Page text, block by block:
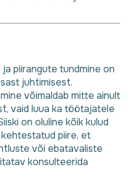
piirangute tundmine on
juhtimisest.
võimaldab mitte ainult
vaid luua ka töötajatele
on oluline kõik kulud
piire, et
või ebatavaliste
konsulteerida